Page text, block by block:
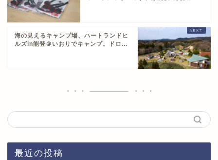
海の見えるキャンプ場、ハートランドヒ
ルズin能登＠いおりでキャンプ。ドロ...
最近の投稿